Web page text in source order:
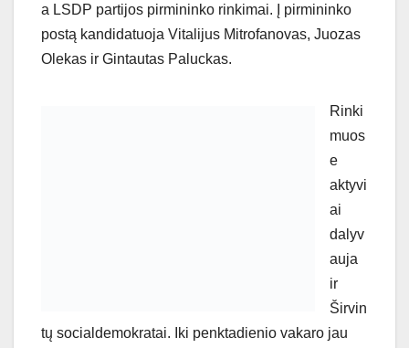
a LSDP partijos pirmininko rinkimai. Į pirmininko
postą kandidatuoja Vitalijus Mitrofanovas, Juozas
Olekas ir Gintautas Paluckas.
Rinki
muos
e
aktyvi
ai
dalyv
auja
ir
Širvin
tų socialdemokratai. Iki penktadienio vakaro jau